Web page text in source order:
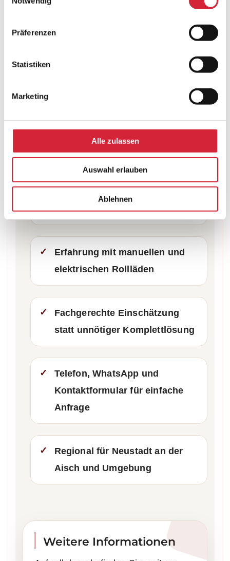
Präferenzen
Statistiken
Marketing
Alle zulassen
Auswahl erlauben
Ablehnen
regionaler Ansprechpartner für Rollläden,
defekte Rollläden fachgerecht, arbeiten
technisch und wirtschaftlich sinnvoll ist.
Schneller Vor-Ort-Service in der
Panzer, Führung und Steuerung
Erfahrung mit manuellen und
elektrischen Rollläden
Fachgerechte Einschätzung
statt unnötiger Komplettlösung
Telefon, WhatsApp und
Kontaktformular für einfache
Anfrage
Regional für Neustadt an der
Aisch und Umgebung
Weitere Informationen